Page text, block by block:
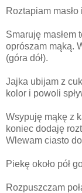
Roztapiam
Smaruję masłem
oprószam mąką.
(góra dół).
Jajka ubijam z
kolor i powoli
Wsypuję mąkę z
koniec dodaję
Wlewam ciasto
Piekę około pół
Rozpuszczam